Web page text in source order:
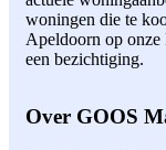
woningen die te
Apeldoorn op onze
een bezichtiging.
Over GOOS